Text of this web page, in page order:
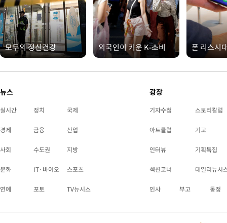
모두의 정신건강 외국인이 키운 K-소비 폰 리스시
뉴스
실시간 정치 국제
경제 금융 산업
사회 수도권 지방
문화 IT·바이오 스포츠
연예 포토 TV뉴시스
광장
기자수첩 스토리칼럼
아트클럽 기고
인터뷰 기획특집
섹션코너 데일리뉴시
인사 부고 동정